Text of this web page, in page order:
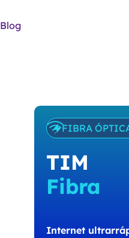
Blog
FIBRA
TIM
Fibra
Internet